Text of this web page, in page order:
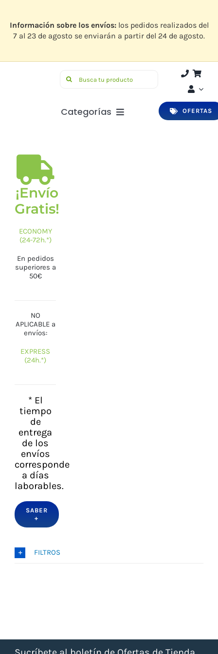
contenido
Información sobre los envíos:los pedidos realizados del
7 al 23 de agosto se enviarán a partir del 24 de agosto.
Buscar:
Categorías
Higiene y Belleza
Infantil
Bucodental
Alimentación
Herbolario
OFERTAS
¡Envío
Gratis!
ECONOMY
(24-72h.*)
En pedidos
superiores a
50€
NO
APLICABLE a
envíos:
EXPRESS
(24h.*)
* El
tiempo
de
entrega
de los
envíos
corresponde
a días
laborables.
SABER
+
FILTROS